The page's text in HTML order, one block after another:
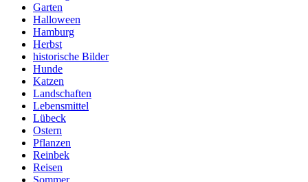
Garten
Halloween
Hamburg
Herbst
historische Bilder
Hunde
Katzen
Landschaften
Lebensmittel
Lübeck
Ostern
Pflanzen
Reinbek
Reisen